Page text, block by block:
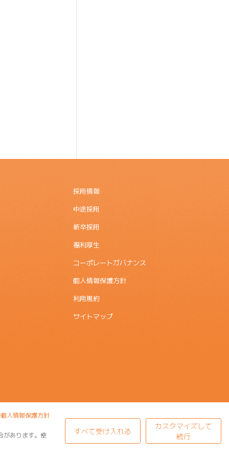
採用情報
中途採用
新卒採用
福利厚生
コーポレートガバナンス
個人情報保護方針
利用規約
サイトマップ
個人情報保護方針
があります。使
すべて受け入れる
カスタマイズして
続行